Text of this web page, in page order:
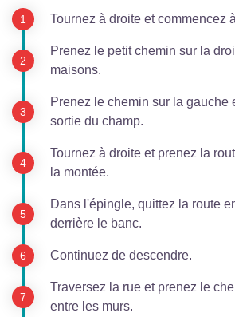
Tournez à droite et commencez
Prenez le petit chemin sur la
maisons.
Prenez le chemin sur la gauche
sortie du champ.
Tournez à droite et prenez la
la montée.
Dans l'épingle, quittez la route
derrière le banc.
Continuez de descendre.
Traversez la rue et prenez le
entre les murs.